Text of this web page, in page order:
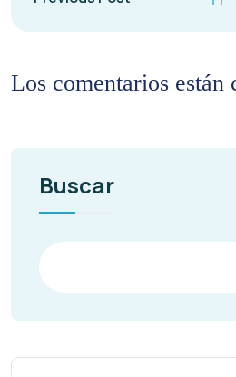
Los comentarios están
Buscar